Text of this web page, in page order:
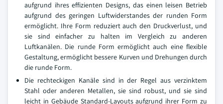
aufgrund ihres effizienten Designs, das einen leisen Betrieb
aufgrund des geringen Luftwiderstandes der runden Form
ermöglicht. Ihre Form reduziert auch den Druckverlust, und
sie sind einfacher zu halten im Vergleich zu anderen
Luftkanälen. Die runde Form ermöglicht auch eine flexible
Gestaltung, ermöglicht bessere Kurven und Drehungen durch
die runde Form.
Die rechteckigen Kanäle sind in der Regel aus verzinktem
Stahl oder anderen Metallen, sie sind robust, und sie sind
leicht in Gebäude Standard-Layouts aufgrund ihrer Form zu